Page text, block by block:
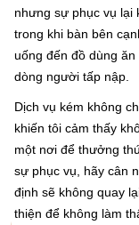
nhưng sự phục vụ lại
trong khi bàn bên
uống đến đồ dùng
dòng người tấp nập.
Dịch vụ kém không
khiến tôi cảm thấy
một nơi để thưởng
sự phục vụ, hãy cân
định sẽ không quay
thiện để không làm